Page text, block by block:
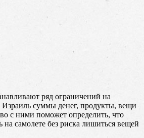
ряд ограничений на
суммы денег, продукты, вещи
с ними поможет определить, что
самолете без риска лишиться вещей